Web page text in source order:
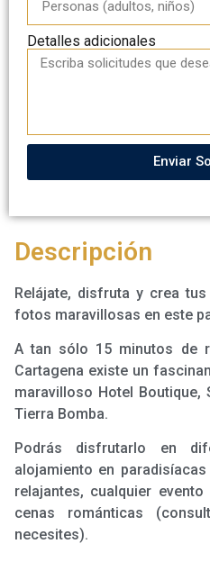
Descripción
Relájate, disfruta y crea
fotos maravillosas en este
A tan sólo 15 minutos de
Cartagena existe un
maravilloso Hotel Boutique,
Tierra Bomba.
Podrás disfrutarlo en
alojamiento en
relajantes, cualquier
cenas románticas
necesites).
Detalles adicionales
Enviar